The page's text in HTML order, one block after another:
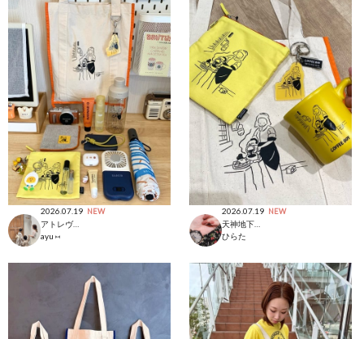
2026.07.19 NEW
アトレヴィ大塚店
ayu ⑅
2026.07.19 NEW
天神地下街店
ひらた